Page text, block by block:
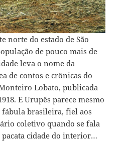
norte do estado de São
de pouco mais de
leva o nome da
de contos e crônicas do
Lobato, publicada
E Urupês parece mesmo
fábula brasileira, fiel aos
coletivo quando se fala
pacata cidade do interior…